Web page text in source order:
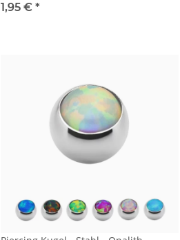
1,95 €*